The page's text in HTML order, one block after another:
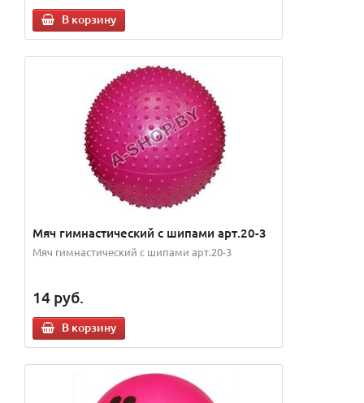
В корзину
Мяч гимнастический с шипами арт.20-3
Мяч гимнастический с шипами арт.20-3
14 руб.
В корзину